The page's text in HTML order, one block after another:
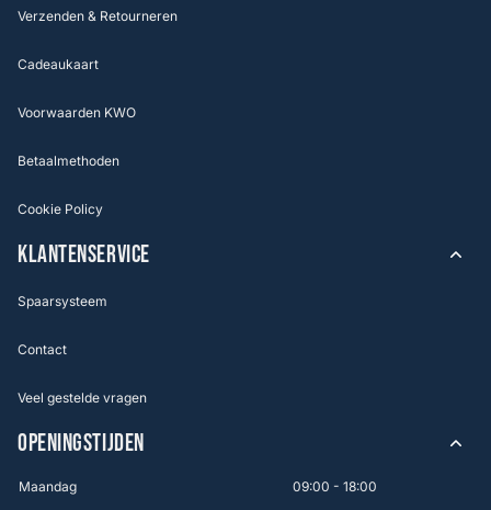
Verzenden & Retourneren
Cadeaukaart
Voorwaarden KWO
Betaalmethoden
Cookie Policy
KLANTENSERVICE
Spaarsysteem
Contact
Veel gestelde vragen
OPENINGSTIJDEN
Maandag
09:00 - 18:00